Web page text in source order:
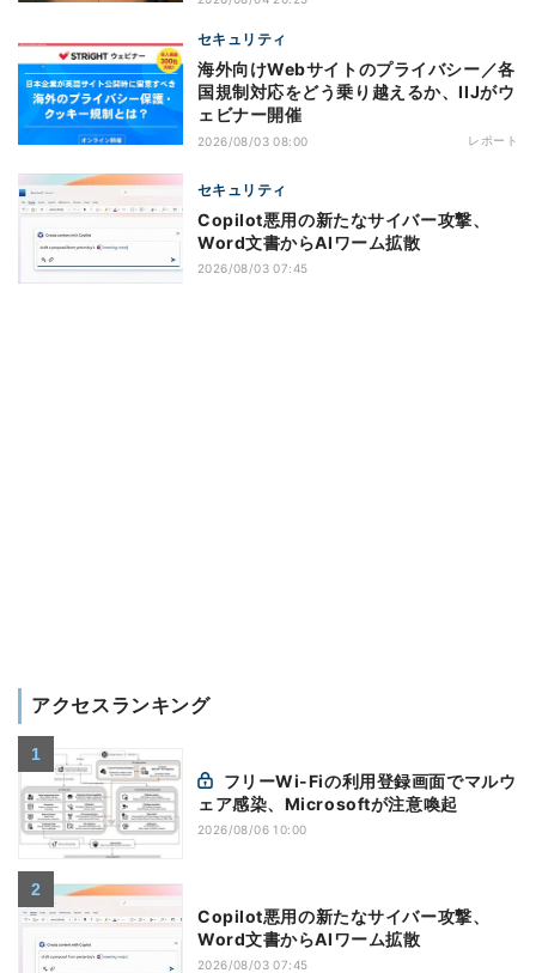
セキュリティ
海外向けWebサイトのプライバシー／各
国規制対応をどう乗り越えるか、IIJがウ
ェビナー開催
2026/08/03 08:00 レポート
セキュリティ
Copilot悪用の新たなサイバー攻撃、
Word文書からAIワーム拡散
2026/08/03 07:45
アクセスランキング
ェア感染、Microsoftが注意喚起
2026/08/06 10:00
Copilot悪用の新たなサイバー攻撃、
Word文書からAIワーム拡散
2026/08/03 07:45